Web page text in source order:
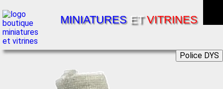
MINIATURES ET VITRINES
Police DYS